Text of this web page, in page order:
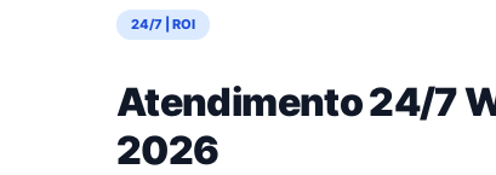
24/7 | ROI
Atendimento 24/7
2026